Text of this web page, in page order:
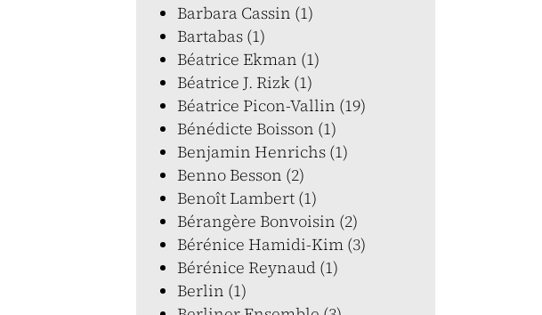
Barbara Cassin (1)
Bartabas (1)
Béatrice Ekman (1)
Béatrice J. Rizk (1)
Béatrice Picon-Vallin (19)
Bénédicte Boisson (1)
Benjamin Henrichs (1)
Benno Besson (2)
Benoît Lambert (1)
Bérangère Bonvoisin (2)
Bérénice Hamidi-Kim (3)
Bérénice Reynaud (1)
Berlin (1)